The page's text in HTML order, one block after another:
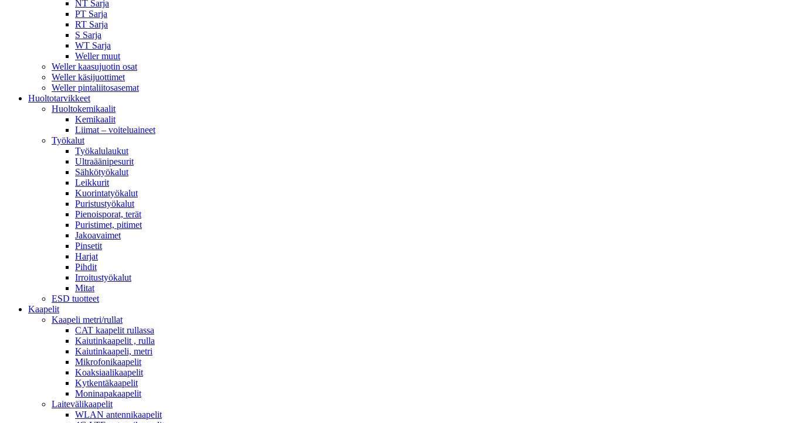
NT Sarja
PT Sarja
RT Sarja
S Sarja
WT Sarja
Weller muut
Weller kaasujuotin osat
Weller käsijuottimet
Weller pintaliitosasemat
Huoltotarvikkeet
Huoltokemikaalit
Kemikaalit
Liimat – voiteluaineet
Työkalut
Työkalulaukut
Ultraäänipesurit
Sähkötyökalut
Leikkurit
Kuorintatyökalut
Puristustyökalut
Pienoisporat, terät
Puristimet, pitimet
Jakoavaimet
Pinsetit
Harjat
Pihdit
Irroitustyökalut
Mitat
ESD tuotteet
Kaapelit
Kaapeli metri/rullat
CAT kaapelit rullassa
Kaiutinkaapelit , rulla
Kaiutinkaapeli, metri
Mikrofonikaapelit
Koaksiaalikaapelit
Kytkentäkaapelit
Moninapakaapelit
Laitevälikaapelit
WLAN antennikaapelit